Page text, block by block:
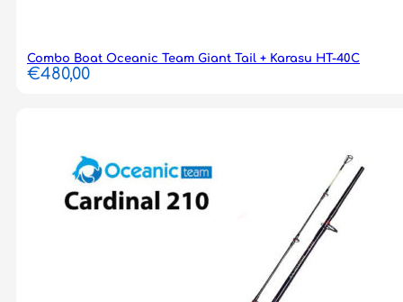
Combo Boat Oceanic Team Giant Tail + Karasu HT-40C
€480,00